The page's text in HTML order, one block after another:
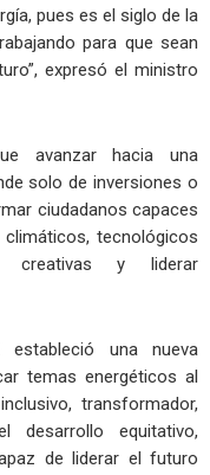
pues es el siglo de la
para que sean
expresó el ministro
avanzar hacia una
solo de inversiones o
ciudadanos capaces
tecnológicos
creativas y liderar
estableció una nueva
temas energéticos al
transformador,
desarrollo equitativo,
de liderar el futuro